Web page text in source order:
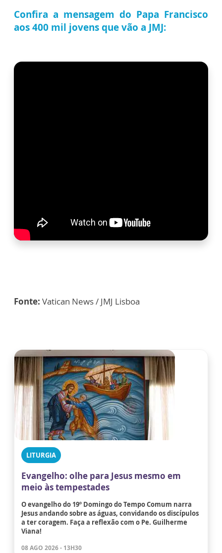
Confira a mensagem do Papa Francisco
aos 400 mil jovens que vão a JMJ:
Fonte: Vatican News / JMJ Lisboa
LITURGIA
Evangelho: olhe para Jesus mesmo em
meio às tempestades
O evangelho do 19º Domingo do Tempo Comum narra
Jesus andando sobre as águas, convidando os discípulos
a ter coragem. Faça a reflexão com o Pe. Guilherme
Viana!
08 AGO 2026 - 13H30